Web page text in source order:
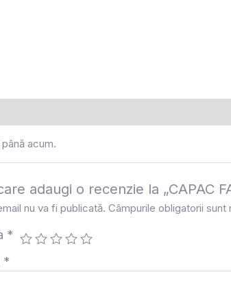
acum.
adaugi o recenzie la „CAPAC
nu va fi publicată. Câmpurile obligatorii sunt
*
*